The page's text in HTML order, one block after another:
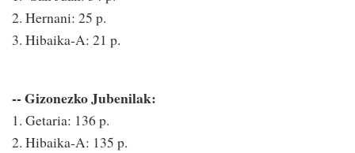
2. Hernani: 25 p.
3. Hibaika-A: 21 p.
-- Gizonezko Jubenilak:
1. Getaria: 136 p.
2. Hibaika-A: 135 p.